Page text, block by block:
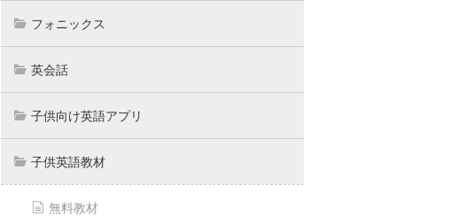
フォニックス
英会話
子供向け英語アプリ
子供英語教材
無料教材